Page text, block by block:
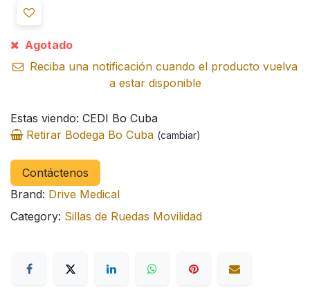
Agotado
Reciba una notificación cuando el producto vuelva
a estar disponible
Estas viendo: CEDI Bo Cuba
Retirar Bodega Bo Cuba (cambiar)
Contáctenos
Brand: Drive Medical
Category: Sillas de Ruedas Movilidad